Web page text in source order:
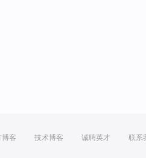
博客 技术博客 诚聘英才 联系